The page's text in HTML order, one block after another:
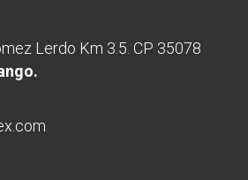
Lerdo Km 3.5. CP 35078